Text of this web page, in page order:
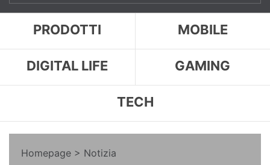
PRODOTTI MOBILE
DIGITAL LIFE GAMING
TECH
Homepage > Notizia